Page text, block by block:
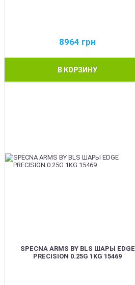
8964 грн
В КОРЗИНУ
SPECNA ARMS BY BLS ШАРЫ EDGE
PRECISION 0.25G 1KG 15469